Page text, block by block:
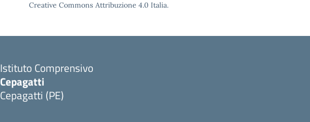
Creative Commons Attribuzione 4.0 Italia.
Istituto Comprensivo
Cepagatti
Cepagatti (PE)